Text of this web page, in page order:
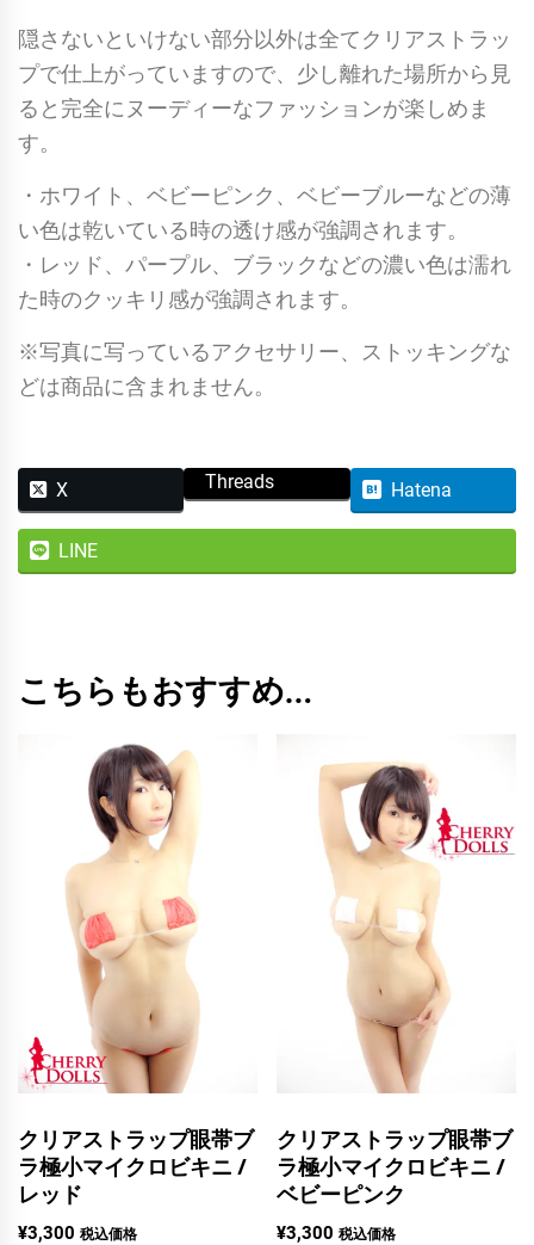
隠さないといけない部分以外は全てクリアストラッ
プで仕上がっていますので、少し離れた場所から見
ると完全にヌーディーなファッションが楽しめま
す。
・ホワイト、ベビーピンク、ベビーブルーなどの薄
い色は乾いている時の透け感が強調されます。
・レッド、パープル、ブラックなどの濃い色は濡れ
た時のクッキリ感が強調されます。
※写真に写っているアクセサリー、ストッキングな
どは商品に含まれません。
X Threads Hatena
LINE
こちらもおすすめ…
クリアストラップ眼帯ブ
ラ極小マイクロビキニ /
レッド
¥3,300 税込価格
クリアストラップ眼帯ブ
ラ極小マイクロビキニ /
ベビーピンク
¥3,300 税込価格